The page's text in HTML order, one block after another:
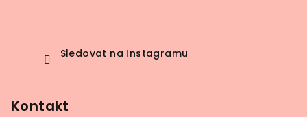
Sledovat na Instagramu
Kontakt